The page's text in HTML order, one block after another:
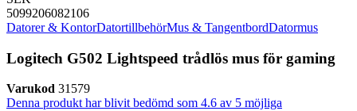
5099206082106
Datorer & KontorDatortillbehörMus & TangentbordDatormus
Logitech G502 Lightspeed trådlös mus för gaming
Varukod 31579
Denna produkt har blivit bedömd som 4.6 av 5 möjliga